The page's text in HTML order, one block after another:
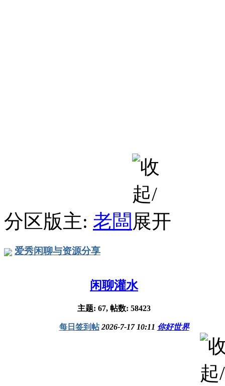
分区版主: 老闆
爱秀闲聊与资源分享
闲聊灌水
主题: 67, 帖数: 58423
每日签到帖 2026-7-17 10:11 你好世界